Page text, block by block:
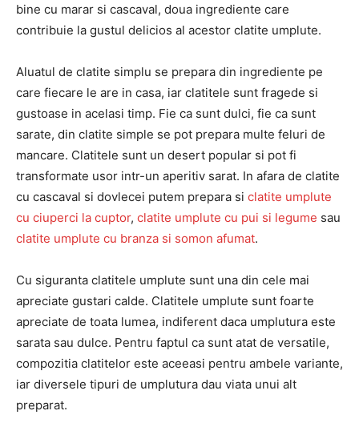
bine cu marar si cascaval, doua ingrediente care
contribuie la gustul delicios al acestor clatite umplute.
Aluatul de clatite simplu se prepara din ingrediente pe
care fiecare le are in casa, iar clatitele sunt fragede si
gustoase in acelasi timp. Fie ca sunt dulci, fie ca sunt
sarate, din clatite simple se pot prepara multe feluri de
mancare. Clatitele sunt un desert popular si pot fi
transformate usor intr-un aperitiv sarat. In afara de clatite
cu cascaval si dovlecei putem prepara si clatite umplute
cu ciuperci la cuptor, clatite umplute cu pui si legume sau
clatite umplute cu branza si somon afumat.
Cu siguranta clatitele umplute sunt una din cele mai
apreciate gustari calde. Clatitele umplute sunt foarte
apreciate de toata lumea, indiferent daca umplutura este
sarata sau dulce. Pentru faptul ca sunt atat de versatile,
compozitia clatitelor este aceeasi pentru ambele variante,
iar diversele tipuri de umplutura dau viata unui alt
preparat.